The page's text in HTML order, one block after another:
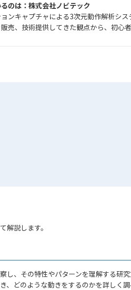
のは：株式会社ノビテック
ンキャプチャによる3次元動作解析シス
売、技術提供してきた観点から、初心
解説します。
、その特性やパターンを理解する研究
、どのような動きをするのかを詳しく